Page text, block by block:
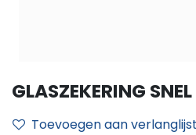
GLASZEKERING
Toevoegen aan verlanglijst